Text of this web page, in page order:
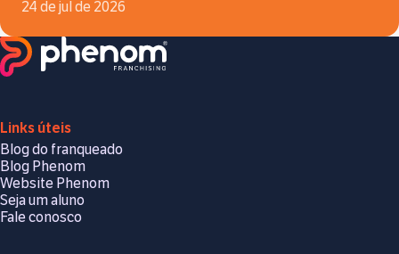
24 de jul de 2026
Links úteis
Blog do franqueado
Blog Phenom
Website Phenom
Seja um aluno
Fale conosco